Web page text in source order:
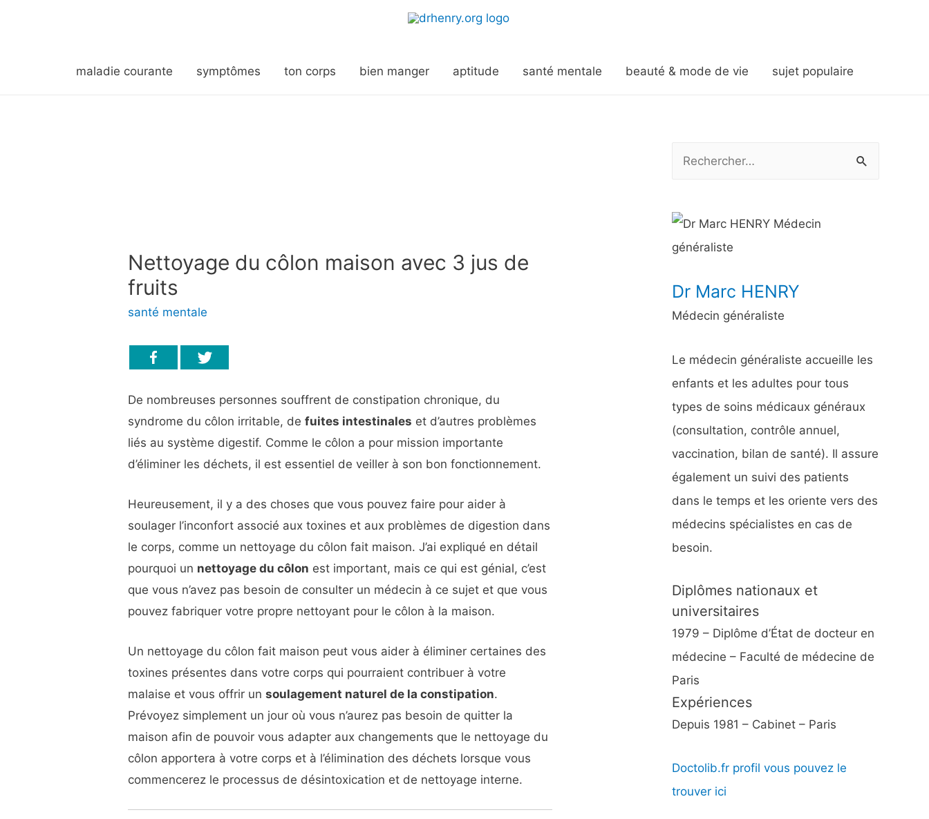
maladie courante symptômes ton corps bien manger aptitude santé mentale beauté & mode de vie sujet populaire
Nettoyage du côlon maison avec 3 jus de
fruits
santé mentale
De nombreuses personnes souffrent de constipation chronique, du
syndrome du côlon irritable, defuites intestinales et d’autres problèmes
liés au système digestif. Comme le côlon a pour mission importante
d’éliminer les déchets, il est essentiel de veiller à son bon fonctionnement.
Heureusement, il y a des choses que vous pouvez faire pour aider à
soulager l’inconfort associé aux toxines et aux problèmes de digestion dans
le corps, comme un nettoyage du côlon fait maison. J’ai expliqué en détail
pourquoi un nettoyage du côlon est important, mais ce qui est génial, c’est
que vous n’avez pas besoin de consulter un médecin à ce sujet et que vous
pouvez fabriquer votre propre nettoyant pour le côlon à la maison.
Un nettoyage du côlon fait maison peut vous aider à éliminer certaines des
toxines présentes dans votre corps qui pourraient contribuer à votre
malaise et vous offrir unsoulagement naturel de la constipation.
Prévoyez simplement un jour où vous n’aurez pas besoin de quitter la
maison afin de pouvoir vous adapter aux changements que le nettoyage du
côlon apportera à votre corps et à l’élimination des déchets lorsque vous
commencerez le processus de désintoxication et de nettoyage interne.
h
e
c
h
r
:
Dr Marc HENRY
Médecin généraliste
Le médecin généraliste accueille les
enfants et les adultes pour tous
types de soins médicaux généraux
(consultation, contrôle annuel,
vaccination, bilan de santé). Il assure
également un suivi des patients
dans le temps et les oriente vers des
médecins spécialistes en cas de
besoin.
Diplômes nationaux et
universitaires
1979 – Diplôme d’État de docteur en
médecine – Faculté de médecine de
Paris
Expériences
Depuis 1981 – Cabinet – Paris
Doctolib.fr profil vous pouvez le
trouver ici